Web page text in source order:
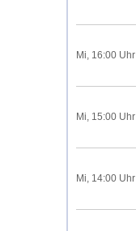
Mi, 16:00 Uhr
Mi, 15:00 Uhr
Mi, 14:00 Uhr